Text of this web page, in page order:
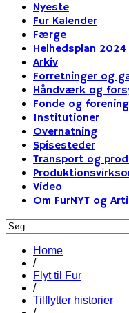
Nyeste
Fur Kalender
Færge
Helhedsplan 2024
Arkiv
Forretninger og
Håndværk og
Fonde og
Institutioner
Overnatning
Spisesteder
Transport og
Video
Om FurNYT og
Home
/
Flyt til Fur
/
Tilflytter historier